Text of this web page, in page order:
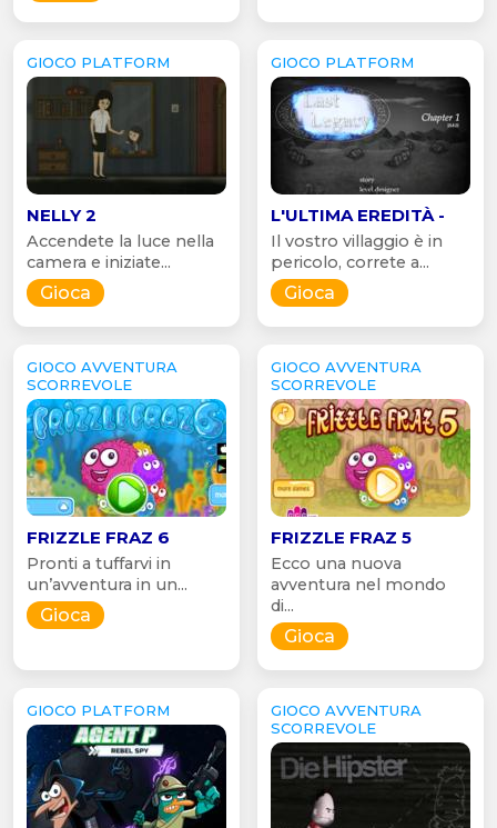
GIOCO PLATFORM
NELLY 2
Accendete la luce nella
camera e iniziate...
Gioca
GIOCO PLATFORM
L'ULTIMA EREDITÀ -
Il vostro villaggio è in
pericolo, correte a...
Gioca
GIOCO AVVENTURA
SCORREVOLE
FRIZZLE FRAZ 6
Pronti a tuffarvi in
un’avventura in un...
Gioca
GIOCO AVVENTURA
SCORREVOLE
FRIZZLE FRAZ 5
Ecco una nuova
avventura nel mondo
di...
Gioca
GIOCO PLATFORM
GIOCO AVVENTURA
SCORREVOLE